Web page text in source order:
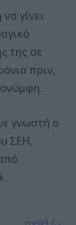
γίνει
της σε
πριν,
γνωστή ο
ΣΕΗ,